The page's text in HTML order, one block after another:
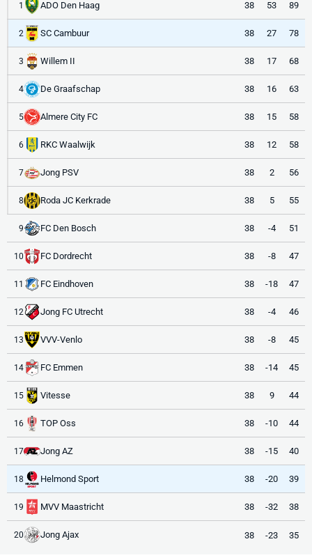
1 ADO Den Haag 38 53 89
2 SC Cambuur 38 27 78
3 Willem II 38 17 68
4 De Graafschap 38 16 63
5 Almere City FC 38 15 58
6 RKC Waalwijk 38 12 58
7 Jong PSV 38 2 56
8 Roda JC Kerkrade 38 5 55
9 FC Den Bosch 38 -4 51
10 FC Dordrecht 38 -8 47
11 FC Eindhoven 38 -18 47
12 Jong FC Utrecht 38 -4 46
13 VVV-Venlo 38 -8 45
14 FC Emmen 38 -14 45
15 Vitesse 38 9 44
16 TOP Oss 38 -10 44
17 Jong AZ 38 -15 40
18 Helmond Sport 38 -20 39
19 MVV Maastricht 38 -32 38
20 Jong Ajax 38 -23 35